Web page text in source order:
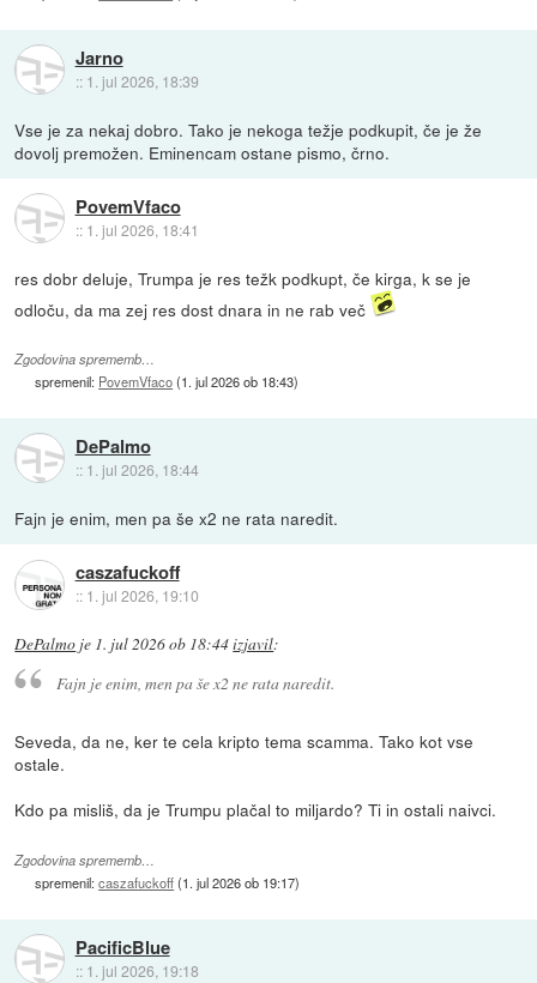
Jarno
:: 1. jul 2026, 18:39
Vse je za nekaj dobro. Tako je nekoga težje podkupit, če je že
dovolj premožen. Eminencam ostane pismo, črno.
PovemVfaco
:: 1. jul 2026, 18:41
res dobr deluje, Trumpa je res težk podkupt, če kirga, k se je
odloču, da ma zej res dost dnara in ne rab več
Zgodovina sprememb…
spremenil: PovemVfaco(1. jul 2026 ob 18:43)
DePalmo
:: 1. jul 2026, 18:44
Fajn je enim, men pa še x2 ne rata naredit.
caszafuckoff
:: 1. jul 2026, 19:10
DePalmo je 1. jul 2026 ob 18:44izjavil:
Fajn je enim, men pa še x2 ne rata naredit.
Seveda, da ne, ker te cela kripto tema scamma. Tako kot vse
ostale.
Kdo pa misliš, da je Trumpu plačal to miljardo? Ti in ostali naivci.
Zgodovina sprememb…
spremenil:caszafuckoff(1. jul 2026 ob 19:17)
PacificBlue
:: 1. jul 2026, 19:18